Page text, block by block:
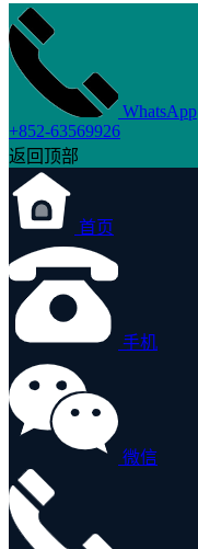
WhatsApp
+852-63569926
返回顶部
首页
手机
微信